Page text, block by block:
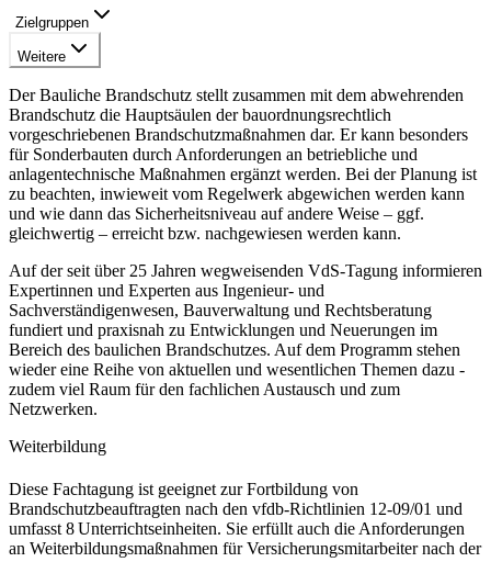
Zielgruppen
Weitere
Der Bauliche Brandschutz stellt zusammen mit dem abwehrenden
Brandschutz die Hauptsäulen der bauordnungsrechtlich
vorgeschriebenen Brandschutzmaßnahmen dar. Er kann besonders
für Sonderbauten durch Anforderungen an betriebliche und
anlagentechnische Maßnahmen ergänzt werden. Bei der Planung ist
zu beachten, inwieweit vom Regelwerk abgewichen werden kann
und wie dann das Sicherheitsniveau auf andere Weise – ggf.
gleichwertig – erreicht bzw. nachgewiesen werden kann.
Auf der seit über 25 Jahren wegweisenden VdS-Tagung informieren
Expertinnen und Experten aus Ingenieur- und
Sachverständigenwesen, Bauverwaltung und Rechtsberatung
fundiert und praxisnah zu Entwicklungen und Neuerungen im
Bereich des baulichen Brandschutzes. Auf dem Programm stehen
wieder eine Reihe von aktuellen und wesentlichen Themen dazu -
zudem viel Raum für den fachlichen Austausch und zum
Netzwerken.
Weiterbildung
Diese Fachtagung ist geeignet zur Fortbildung von
Brandschutzbeauftragten nach den vfdb-Richtlinien 12-09/01 und
umfasst 8 Unterrichtseinheiten. Sie erfüllt auch die Anforderungen
an Weiterbildungsmaßnahmen für Versicherungsmitarbeiter nach der